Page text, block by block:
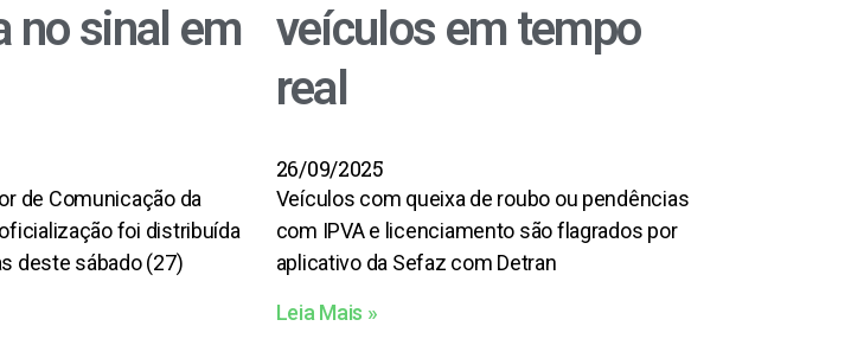
no sinal em
de Comunicação da
foi distribuída
deste sábado (27)
veículos em tempo
real
26/09/2025
Veículos com queixa de roubo ou pendências
com IPVA e licenciamento são flagrados por
aplicativo da Sefaz com Detran
Leia Mais »